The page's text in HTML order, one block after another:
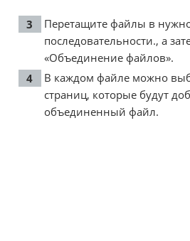
Перетащите файлы в
последовательности., а
«Объединение файлов».
В каждом файле можно
страниц, которые будут
объединенный файл.